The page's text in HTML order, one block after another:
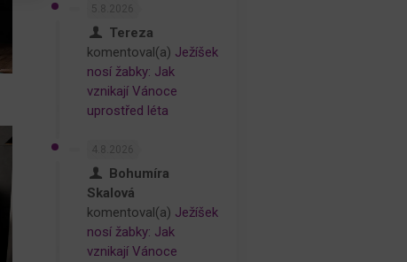
Tereza
komentoval(a) Ježíšek
nosí žabky: Jak
vznikají Vánoce
uprostřed léta
Bohumíra
Skalová
komentoval(a) Ježíšek
nosí žabky: Jak
vznikají Vánoce